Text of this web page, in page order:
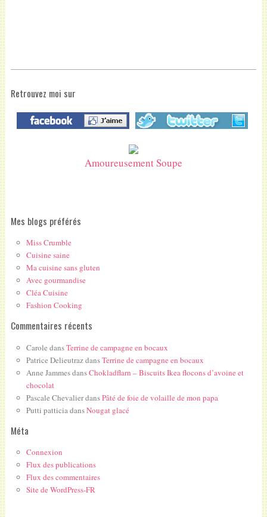
Retrouvez moi sur
Amoureusement Soupe
Mes blogs préférés
Miss Crumble
Cuisine saine
Ma cuisine sans gluten
Avec gourmandise
Cléa Cuisine
Fashion Cooking
Commentaires récents
Carole dansTerrine de campagne en bocaux
Patrice DelieutrazdansTerrine de campagne en bocaux
Anne JammesdansChokladflarn – Biscuits Ikea flocons d’avoine et
chocolat
Pascale ChevalierdansPâté de foie de volaille de mon papa
Putti patticiadansNougat glacé
Méta
Connexion
Flux des publications
Flux des commentaires
Site de WordPress-FR